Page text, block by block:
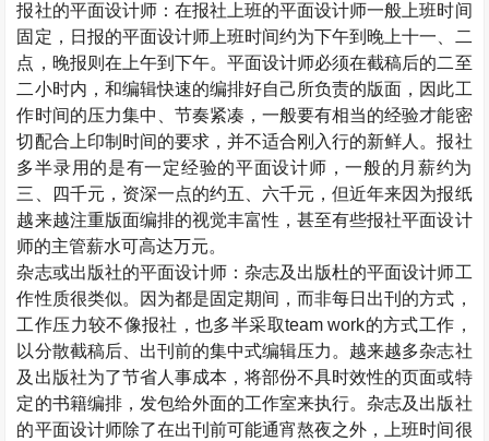
报社的平面设计师：在报社上班的平面设计师一般上班时间
固定，日报的平面设计师上班时间约为下午到晚上十一、二
点，晚报则在上午到下午。平面设计师必须在截稿后的二至
二小时内，和编辑快速的编排好自己所负责的版面，因此工
作时间的压力集中、节奏紧凑，一般要有相当的经验才能密
切配合上印制时间的要求，并不适合刚入行的新鲜人。报社
多半录用的是有一定经验的平面设计师，一般的月薪约为
三、四千元，资深一点的约五、六千元，但近年来因为报纸
越来越注重版面编排的视觉丰富性，甚至有些报社平面设计
师的主管薪水可高达万元。
杂志或出版社的平面设计师：杂志及出版杜的平面设计师工
作性质很类似。因为都是固定期间，而非每日出刊的方式，
工作压力较不像报社，也多半采取team work的方式工作，
以分散截稿后、出刊前的集中式编辑压力。越来越多杂志社
及出版社为了节省人事成本，将部份不具时效性的页面或特
定的书籍编排，发包给外面的工作室来执行。杂志及出版社
的平面设计师除了在出刊前可能通宵熬夜之外，上班时间很